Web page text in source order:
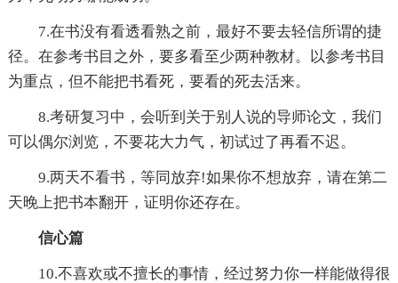
7.在书没有看透看熟之前，最好不要去轻信所谓的捷
径。在参考书目之外，要多看至少两种教材。以参考书目
为重点，但不能把书看死，要看的死去活来。
8.考研复习中，会听到关于别人说的导师论文，我们
可以偶尔浏览，不要花大力气，初试过了再看不迟。
9.两天不看书，等同放弃!如果你不想放弃，请在第二
天晚上把书本翻开，证明你还存在。
信心篇
10.不喜欢或不擅长的事情，经过努力你一样能做得很